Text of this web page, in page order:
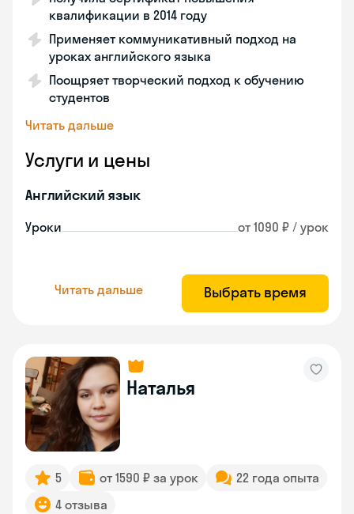
квалификации в 2014 году
Применяет коммуникативный подход на
уроках английского языка
Поощряет творческий подход к обучению
студентов
Читать дальше
Услуги и цены
Английский язык
Уроки от 1090 ₽ / урок
Читать дальше Выбрать время
Наталья
5 от 1590 ₽ за урок
22 года опыта
4 отзыва